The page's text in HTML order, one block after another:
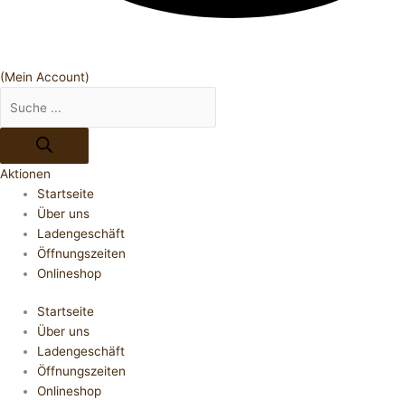
(Mein Account)
Aktionen
Startseite
Über uns
Ladengeschäft
Öffnungszeiten
Onlineshop
Startseite
Über uns
Ladengeschäft
Öffnungszeiten
Onlineshop